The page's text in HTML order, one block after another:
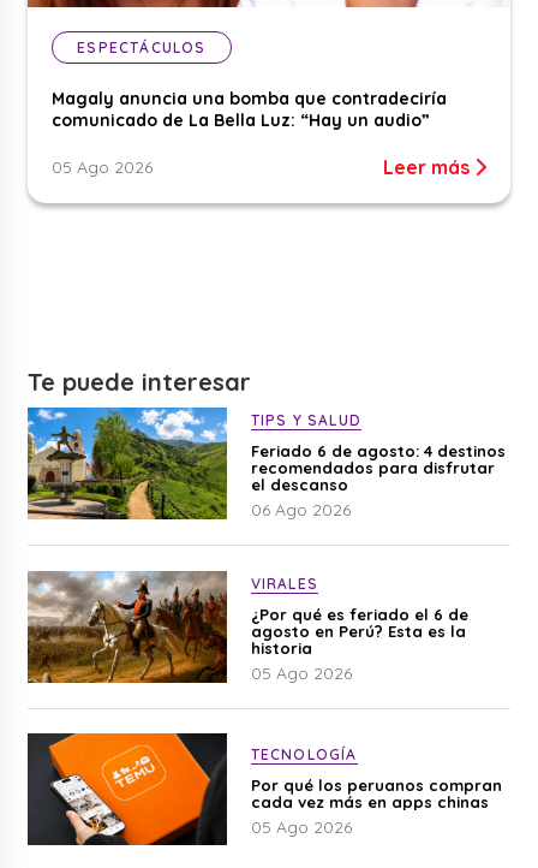
ESPECTÁCULOS
Magaly anuncia una bomba que contradeciría
comunicado de La Bella Luz: “Hay un audio”
05 Ago 2026 Leer más
Te puede interesar
TIPS Y SALUD
Feriado 6 de agosto: 4 destinos
recomendados para disfrutar
el descanso
06 Ago 2026
VIRALES
¿Por qué es feriado el 6 de
agosto en Perú? Esta es la
historia
05 Ago 2026
TECNOLOGÍA
Por qué los peruanos compran
cada vez más en apps chinas
05 Ago 2026